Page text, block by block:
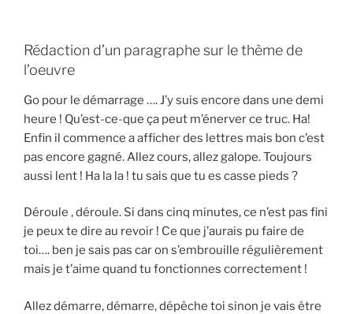
Rédaction d’un paragraphe sur le thème de
l’oeuvre
Go pour le démarrage …. J’y suis encore dans une demi
heure ! Qu’est-ce-que ça peut m’énerver ce truc. Ha!
Enfin il commence a afficher des lettres mais bon c’est
pas encore gagné. Allez cours, allez galope. Toujours
aussi lent ! Ha la la ! tu sais que tu es casse pieds ?
Déroule , déroule. Si dans cinq minutes, ce n’est pas fini
je peux te dire au revoir ! Ce que j’aurais pu faire de
toi…. ben je sais pas car on s’embrouille régulièrement
mais je t’aime quand tu fonctionnes correctement !
Allez démarre, démarre, dépêche toi sinon je vais être